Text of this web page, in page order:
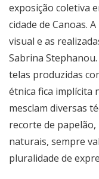
exposição coletiva
cidade de Canoas.
visual e as
Sabrina
telas produzidas
étnica fica implícita
mesclam diversas
recorte de
naturais, sempre
pluralidade de